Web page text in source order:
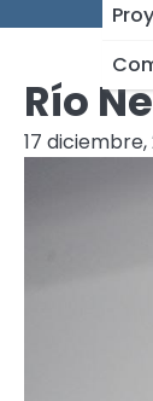
Río
17 diciembre,